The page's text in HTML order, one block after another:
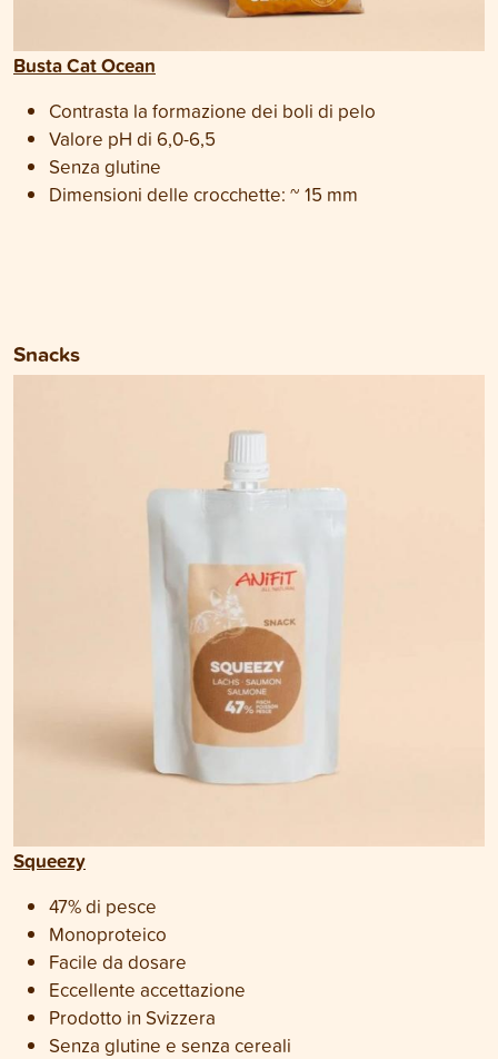
Busta Cat Ocean
Contrasta la formazione dei boli di pelo
Valore pH di 6,0-6,5
Senza glutine
Dimensioni delle crocchette: ~ 15 mm
Snacks
Squeezy
47% di pesce
Monoproteico
Facile da dosare
Eccellente accettazione
Prodotto in Svizzera
Senza glutine e senza cereali